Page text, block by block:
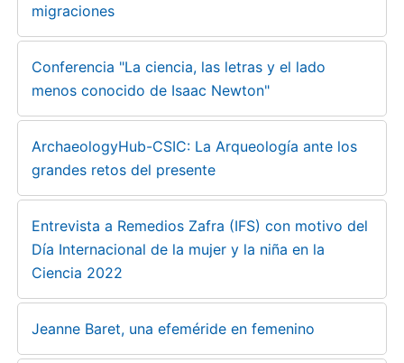
migraciones
Conferencia "La ciencia, las letras y el lado
menos conocido de Isaac Newton"
ArchaeologyHub-CSIC: La Arqueología ante los
grandes retos del presente
Entrevista a Remedios Zafra (IFS) con motivo del
Día Internacional de la mujer y la niña en la
Ciencia 2022
Jeanne Baret, una efeméride en femenino